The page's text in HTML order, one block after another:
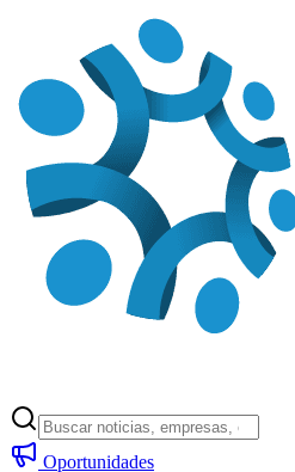
Oportunidades